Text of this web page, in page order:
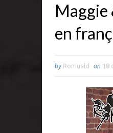
Maggie
en
by Romuald on 18